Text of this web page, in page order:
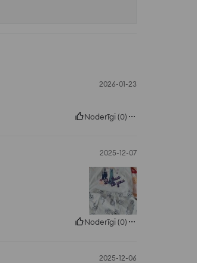
2026-01-23
Noderīgi(0)
2025-12-07
Noderīgi(0)
2025-12-06